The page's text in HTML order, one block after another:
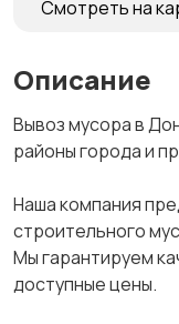
Смотреть на
Описание
Вывоз мусора в
районы города и
Наша компания
строительного
Мы гарантируем
доступные цены.